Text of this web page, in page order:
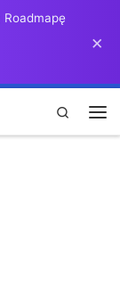
×
Search